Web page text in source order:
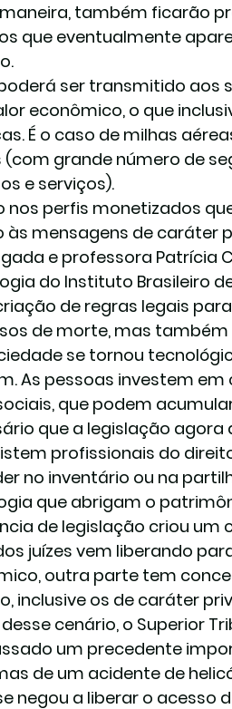
também ficarão
que eventualmente
ser transmitido aos
econômico, o que
É o caso de milhas
(com grande número de
e serviços).
nos perfis monetizados
às mensagens de caráter
e professora Patrícia
do Instituto Brasileiro
de regras legais
de morte, mas também
se tornou
As pessoas investem
que podem
que a legislação
profissionais do
no inventário ou na
que abrigam o
de legislação criou um
juízes vem liberando
outra parte tem
inclusive os de caráter
cenário, o Superior
um precedente
de um acidente de
negou a liberar o acesso